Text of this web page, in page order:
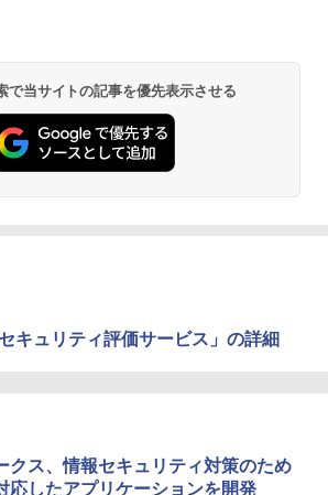
で当サイトの記事を優先表示させる
キュリティ評価サービス」の詳細
クス、情報セキュリティ対策のため
応したアプリケーションを開発